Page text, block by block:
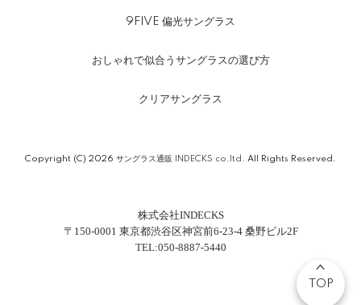
9FIVE 偏光サングラス
おしゃれで似合うサングラスの選び方
クリアサングラス
株式会社INDECKS
〒150-0001 東京都渋谷区神宮前6-23-4 桑野ビル2F
TEL:050-8887-5440
Copyright (C) 2026 サングラス通販 INDECKS co.ltd. All Rights Reserved.
TOP